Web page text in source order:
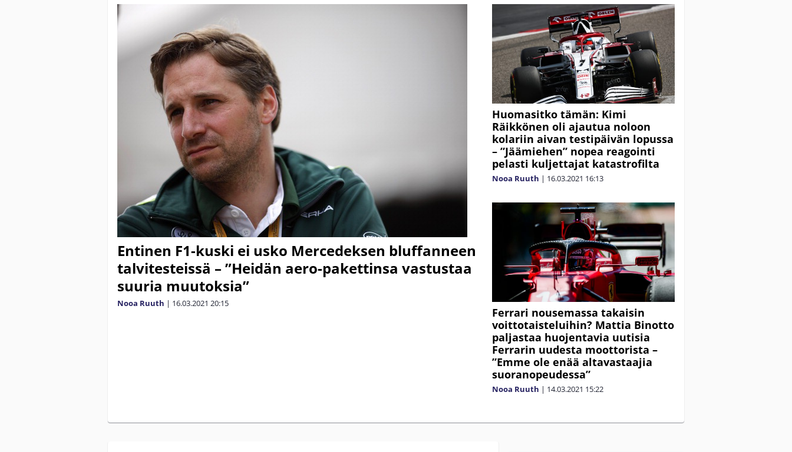
Entinen F1-kuski ei usko Mercedeksen bluffanneen
talvitesteissä – ”Heidän aero-pakettinsa vastustaa
suuria muutoksia”
Nooa Ruuth | 16.03.2021 20:15
Huomasitko tämän: Kimi
Räikkönen oli ajautua noloon
kolariin aivan testipäivän lopussa
– ”Jäämiehen” nopea reagointi
pelasti kuljettajat katastrofilta
Nooa Ruuth | 16.03.2021 16:13
Ferrari nousemassa takaisin
voittotaisteluihin? Mattia Binotto
paljastaa huojentavia uutisia
Ferrarin uudesta moottorista –
”Emme ole enää altavastaajia
suoranopeudessa”
Nooa Ruuth | 14.03.2021 15:22